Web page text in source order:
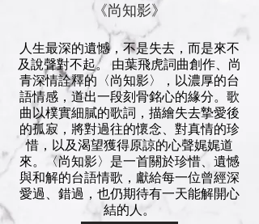
《尚知影》
人生最深的遺憾，不是失去，而是來不
及說聲對不起。 由葉飛虎詞曲創作、尚
青深情詮釋的〈尚知影〉，以濃厚的台
語情感，道出一段刻骨銘心的緣分。歌
曲以樸實細膩的歌詞，描繪失去摯愛後
的孤寂，將對過往的懷念、對真情的珍
惜，以及渴望獲得原諒的心聲娓娓道
來。〈尚知影〉是一首關於珍惜、遺憾
與和解的台語情歌，獻給每一位曾經深
愛過、錯過，也仍期待有一天能解開心
結的人。